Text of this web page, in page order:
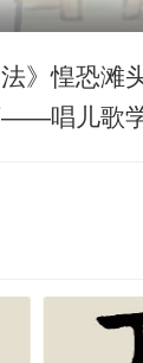
法》惶恐滩
唱儿歌学